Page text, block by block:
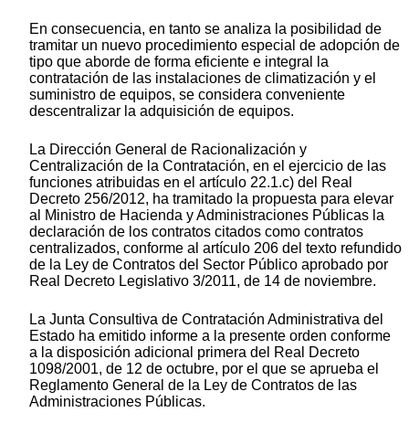
En consecuencia, en tanto se analiza la posibilidad de
tramitar un nuevo procedimiento especial de adopción de
tipo que aborde de forma eficiente e integral la
contratación de las instalaciones de climatización y el
suministro de equipos, se considera conveniente
descentralizar la adquisición de equipos.
La Dirección General de Racionalización y
Centralización de la Contratación, en el ejercicio de las
funciones atribuidas en el artículo 22.1.c) del Real
Decreto 256/2012, ha tramitado la propuesta para elevar
al Ministro de Hacienda y Administraciones Públicas la
declaración de los contratos citados como contratos
centralizados, conforme al artículo 206 del texto refundido
de la Ley de Contratos del Sector Público aprobado por
Real Decreto Legislativo 3/2011, de 14 de noviembre.
La Junta Consultiva de Contratación Administrativa del
Estado ha emitido informe a la presente orden conforme
a la disposición adicional primera del Real Decreto
1098/2001, de 12 de octubre, por el que se aprueba el
Reglamento General de la Ley de Contratos de las
Administraciones Públicas.